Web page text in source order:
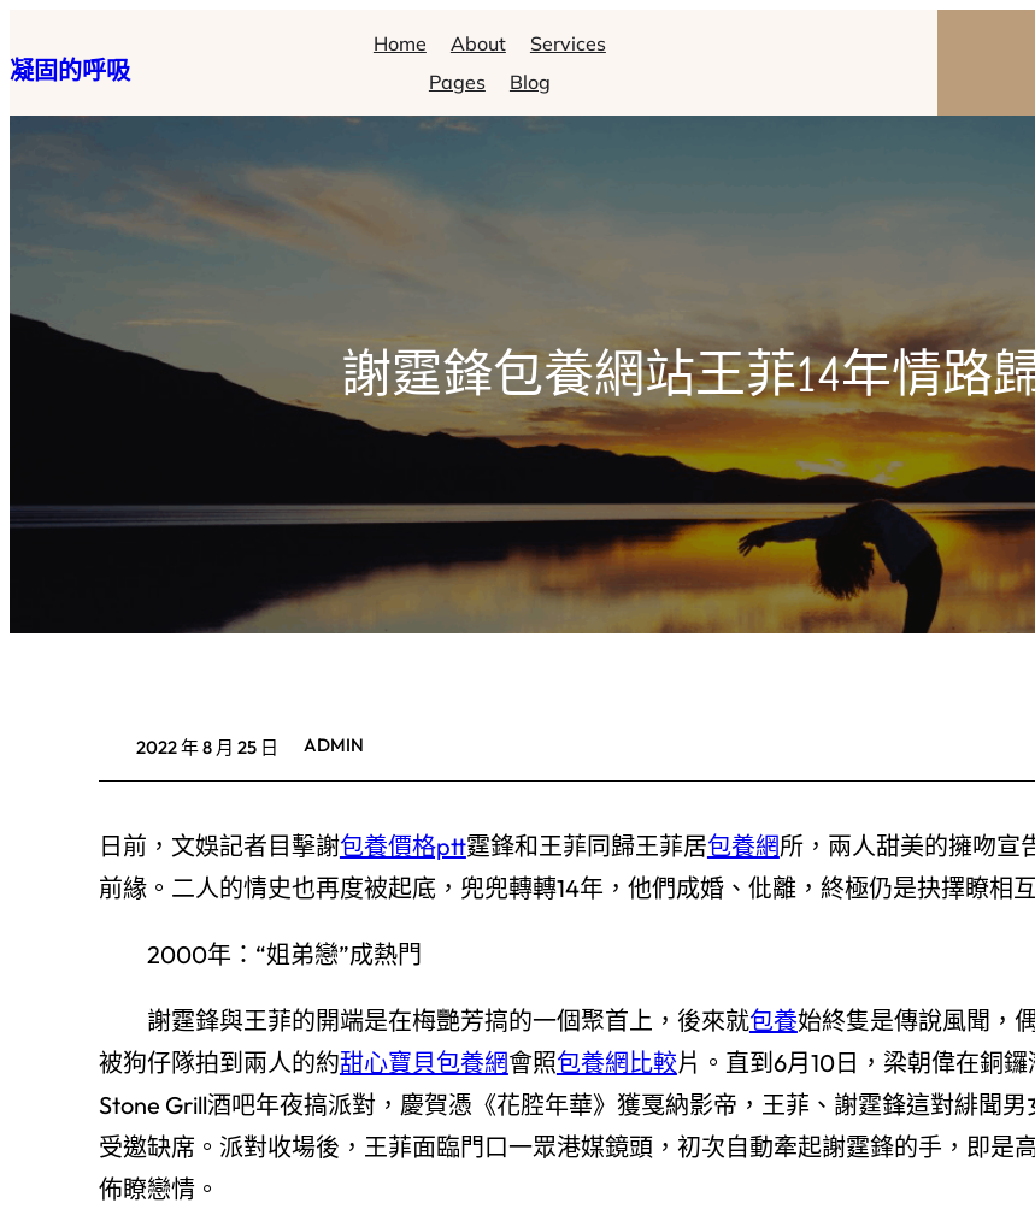
至
主
凝固的呼吸
Home About
Services
Pages
Blog
謝霆鋒包養網站王菲14年情路
2022 年 8 月 25 日 ADMIN
日前，文娛記者目擊謝包養價格ptt霆鋒和王菲同歸王菲居包養網所，兩人甜美的擁吻宣
前緣。二人的情史也再度被起底，兜兜轉轉14年，他們成婚、仳離，終極仍是抉擇瞭相互
2000年：“姐弟戀”成熱門
謝霆鋒與王菲的開端是在梅艷芳搞的一個聚首上，後來就包養始終隻是傳說風聞，
被狗仔隊拍到兩人的約甜心寶貝包養網會照包養網比較片。直到6月10日，梁朝偉在銅鑼
Stone Grill酒吧年夜搞派對，慶賀憑《花腔年華》獲戛納影帝，王菲、謝霆鋒這對緋聞男
受邀缺席。派對收場後，王菲面臨門口一眾港媒鏡頭，初次自動牽起謝霆鋒的手，即是
佈瞭戀情。